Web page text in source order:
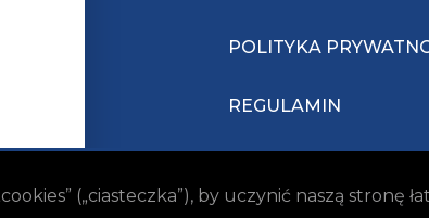
POLITYKA
REGULAMIN
(„ciasteczka”), by uczynić naszą stronę